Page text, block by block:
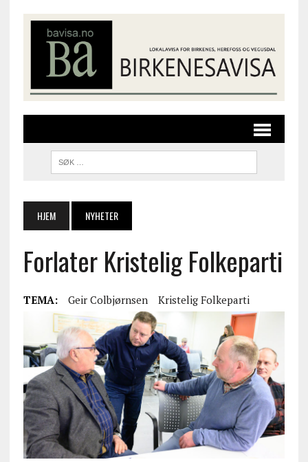
HJEM NYHETER
Forlater Kristelig Folkeparti
TEMA: Geir Colbjørnsen Kristelig Folkeparti